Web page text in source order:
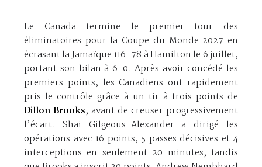
Le Canada termine le premier tour des
éliminatoires pour la Coupe du Monde 2027 en
écrasant la Jamaïque 116-78 à Hamilton le 6 juillet,
portant son bilan à 6-0. Après avoir concédé les
premiers points, les Canadiens ont rapidement
pris le contrôle grâce à un tir à trois points de
Dillon Brooks, avant de creuser progressivement
l’écart. Shai Gilgeous-Alexander a dirigé les
opérations avec 16 points, 5 passes décisives et 4
interceptions en seulement 20 minutes, tandis